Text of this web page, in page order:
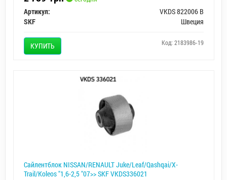
Артикул:
VKDS 822006 B
SKF
Швеция
КУПИТЬ Код: 2183986-19
Сайлентблок NISSAN/RENAULT Juke/Leaf/Qashqai/X-
Trail/Koleos "1,6-2,5 "07>> SKF VKDS336021